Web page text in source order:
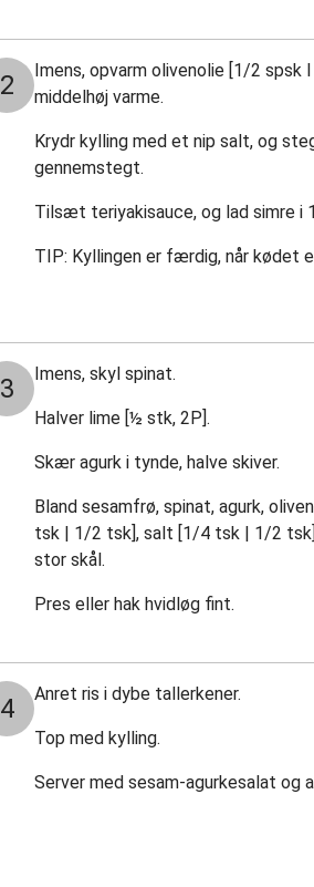
2
Imens, opvarm olivenolie [1/2 spsk
middelhøj varme.
Krydr kylling med et nip salt, og
gennemstegt.
Tilsæt teriyakisauce, og lad simre i
TIP: Kyllingen er færdig, når kødet
3 Imens, skyl spinat.
Halver lime [½ stk, 2P].
Skær agurk i tynde, halve skiver.
Bland sesamfrø, spinat, agurk,
tsk | 1/2 tsk], salt [1/4 tsk | 1/2
stor skål.
Pres eller hak hvidløg fint.
4 Anret ris i dybe tallerkener.
Top med kylling.
Server med sesam-agurkesalat og